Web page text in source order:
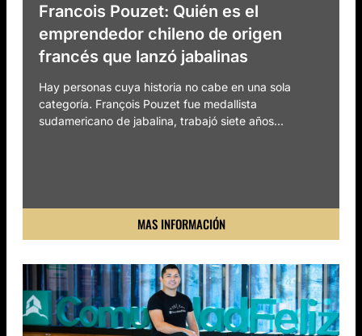
Francois Pouzet: Quién es el
emprendedor chileno de origen
francés que lanzó jabalinas
Hay personas cuya historia no cabe en una sola
categoría. François Pouzet fue medallista
sudamericano de jabalina, trabajó siete años...
MAS INFORMACIÓN